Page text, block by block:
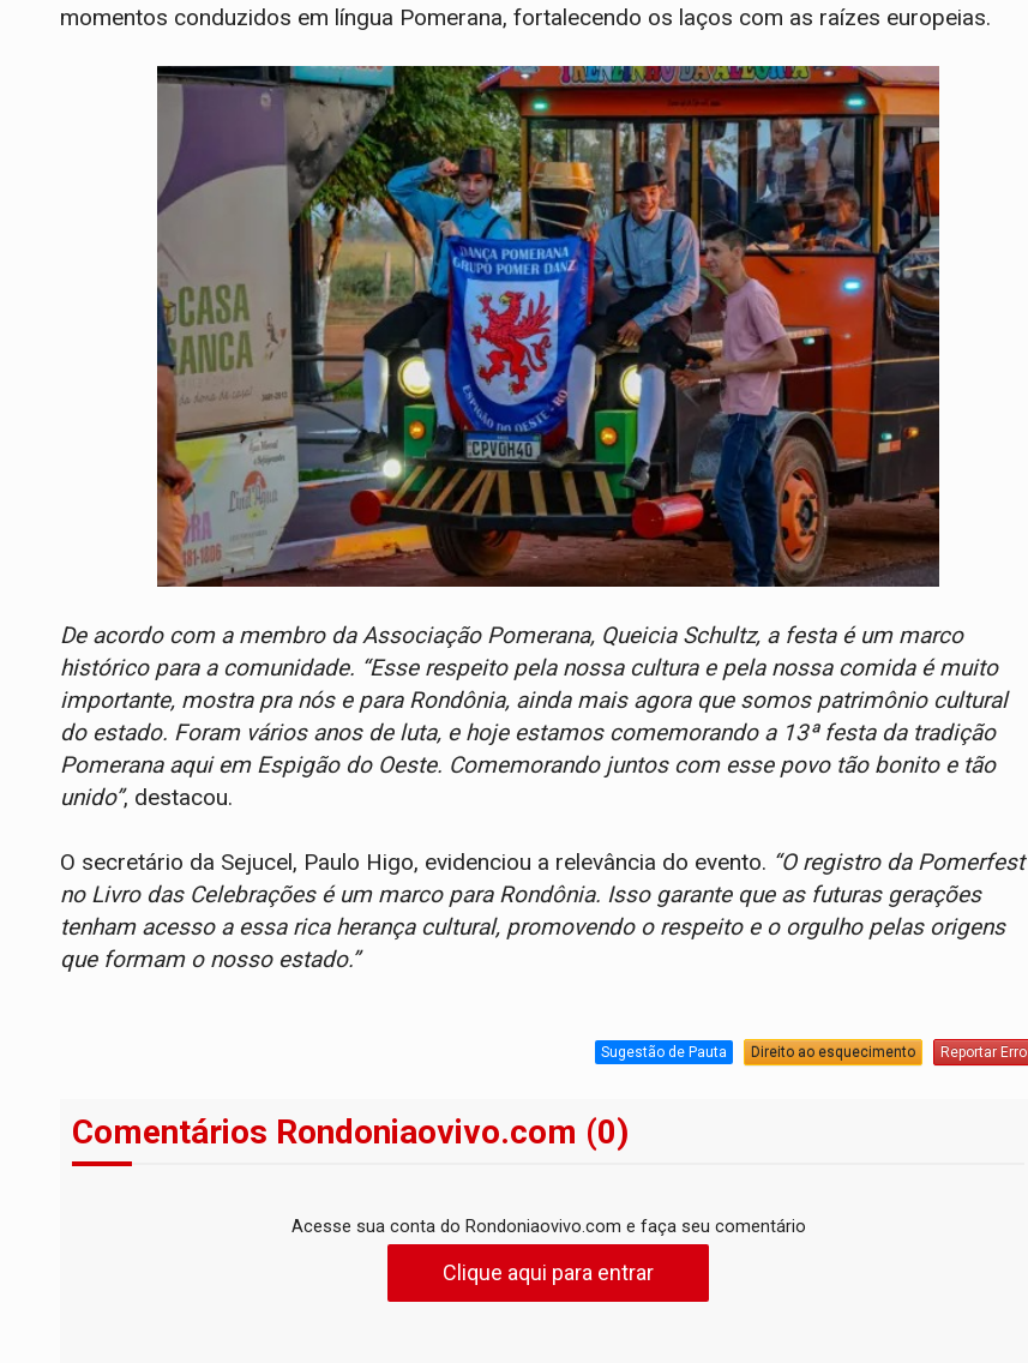
momentos conduzidos em língua Pomerana, fortalecendo os laços com as raízes europeias.
De acordo com a membro da Associação Pomerana, Queicia Schultz, a festa é um marco
histórico para a comunidade. “Esse respeito pela nossa cultura e pela nossa comida é muito
importante, mostra pra nós e para Rondônia, ainda mais agora que somos patrimônio cultural
do estado. Foram vários anos de luta, e hoje estamos comemorando a 13ª festa da tradição
Pomerana aqui em Espigão do Oeste. Comemorando juntos com esse povo tão bonito e tão
unido”, destacou.
O secretário da Sejucel, Paulo Higo, evidenciou a relevância do evento. “O registro da Pomerfest
no Livro das Celebrações é um marco para Rondônia. Isso garante que as futuras gerações
tenham acesso a essa rica herança cultural, promovendo o respeito e o orgulho pelas origens
que formam o nosso estado.”
Sugestão de Pauta Direito ao esquecimento Reportar Erro
Comentários Rondoniaovivo.com (0)
Acesse sua conta do Rondoniaovivo.com e faça seu comentário
Clique aqui para entrar